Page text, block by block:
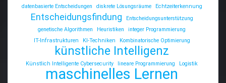
datenbasierte Entscheidungen diskrete Lösungsräume Echtzeiterkennung
Entscheidungsfindung
Entscheidungsunterstützung
genetische Algorithmen
Heuristiken
integer Programmierung
IT-Infrastrukturen
KI-Techniken Kombinatorische Optimierung
künstliche Intelligenz
Künstlich Intelligente Cybersecurity lineare Programmierung Logistik
maschinelles Lernen